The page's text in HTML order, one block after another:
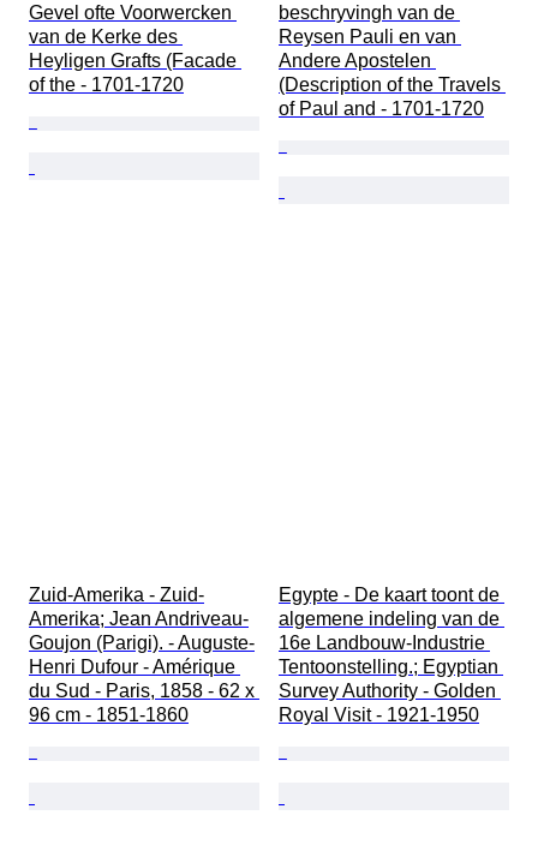
Gevel ofte Voorwercken
van de Kerke des
Heyligen Grafts (Facade
of the - 1701-1720
beschryvingh van de
Reysen Pauli en van
Andere Apostelen
(Description of the Travels
of Paul and - 1701-1720
Zuid-Amerika - Zuid-
Amerika; Jean Andriveau-
Goujon (Parigi). - Auguste-
Henri Dufour - Amérique
du Sud - Paris, 1858 - 62 x
96 cm - 1851-1860
Egypte - De kaart toont de
algemene indeling van de
16e Landbouw-Industrie
Tentoonstelling.; Egyptian
Survey Authority - Golden
Royal Visit - 1921-1950